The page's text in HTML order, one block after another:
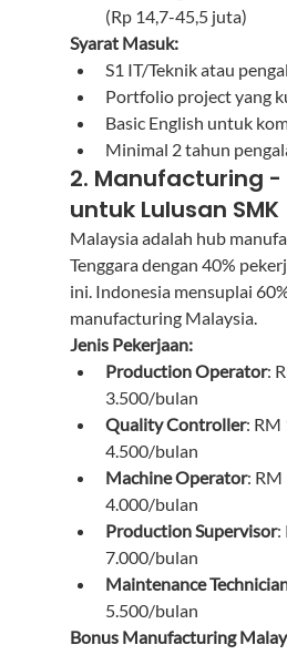
(Rp 14,7-45,5 juta)
Syarat Masuk:
S1 IT/Teknik atau
Portfolio project yang
Basic English untuk
Minimal 2 tahun
2. Manufacturing -
untuk Lulusan SMK
Malaysia adalah hub
Tenggara dengan 40%
ini. Indonesia mensuplai
manufacturing Malaysia.
Jenis Pekerjaan:
Production Operator:
3.500/bulan
Quality Controller: RM
4.500/bulan
Machine Operator: RM
4.000/bulan
Production Supervisor:
7.000/bulan
Maintenance
5.500/bulan
Bonus Manufacturing